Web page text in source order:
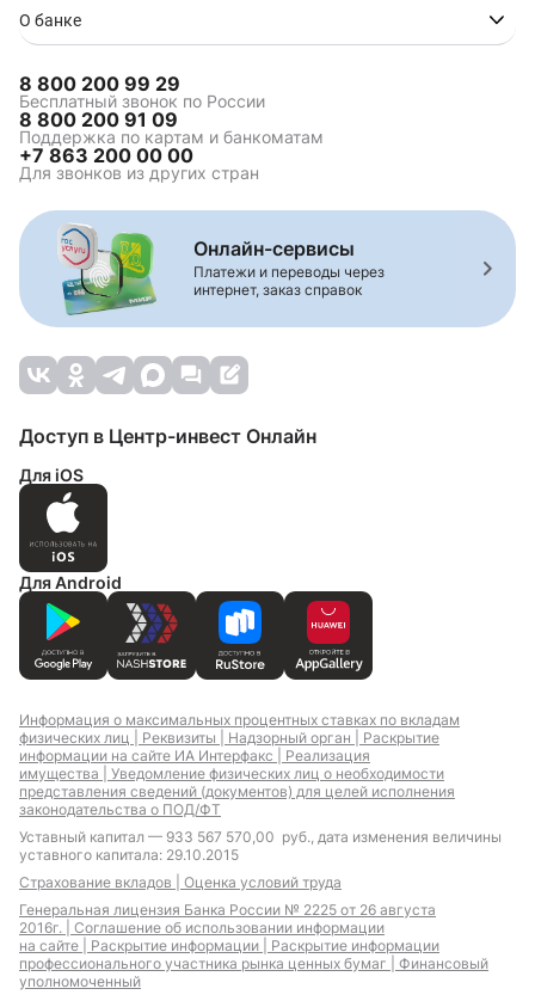
О банке
8 800 200 99 29
Бесплатный звонок по России
8 800 200 91 09
Поддержка по картам и банкоматам
+7 863 200 00 00
Для звонков из других стран
Онлайн-сервисы
Платежи и переводы через
интернет, заказ справок
Доступ в Центр-инвест Онлайн
Для iOS
Для Android
Информация о максимальных процентных ставках по вкладам
физических лиц | Реквизиты | Надзорный орган | Раскрытие
информации на сайте ИА Интерфакс | Реализация
имущества | Уведомление физических лиц о необходимости
представления сведений (документов) для целей исполнения
законодательства о ПОД/ФТ
Уставный капитал — 933 567 570,00 руб., дата изменения величины
уставного капитала: 29.10.2015
Страхование вкладов | Оценка условий труда
Генеральная лицензия Банка России № 2225 от 26 августа
2016г. | Соглашение об использовании информации
на сайте | Раскрытие информации | Раскрытие информации
профессионального участника рынка ценных бумаг | Финансовый
уполномоченный